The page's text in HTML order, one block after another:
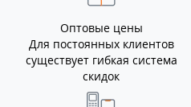
Оптовые цены
Для постоянных клиентов
существует гибкая система
скидок